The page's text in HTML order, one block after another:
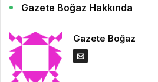
Gazete Boğaz Hakkında
Gazete Boğaz